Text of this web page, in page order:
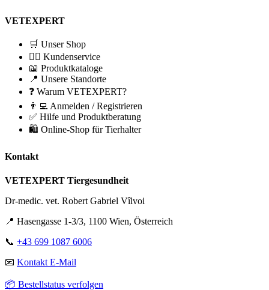
VETEXPERT
🛒 Unser Shop
🙋‍♂️ Kundenservice
📖 Produktkataloge
📍 Unsere Standorte
❓ Warum VETEXPERT?
👨‍💻 Anmelden / Registrieren
✅ Hilfe und Produktberatung
🛍️ Online-Shop für Tierhalter
Kontakt
VETEXPERT Tiergesundheit
Dr-medic. vet. Robert Gabriel Vîlvoi
📍 Hasengasse 1-3/3, 1100 Wien, Österreich
📞 +43 699 1087 6006
📧 Kontakt E-Mail
📦 Bestellstatus verfolgen